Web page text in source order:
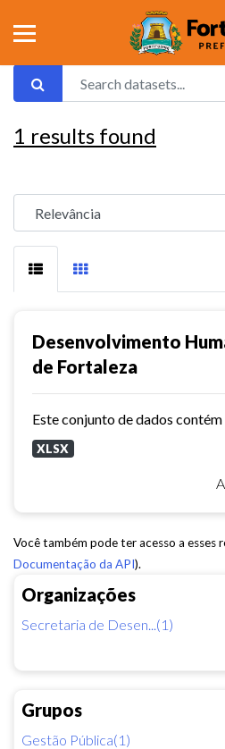
Organizações
Secretaria de Desen...(1)
Grupos
Gestão Pública(1)
1 results found
Desenvolvimento
de Fortaleza
XLSX
Você também pode ter acesso a esses
Documentação da API).